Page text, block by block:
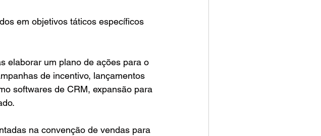
em objetivos táticos específicos
elaborar um plano de ações para o
de incentivo, lançamentos
softwares de CRM, expansão para
na convenção de vendas para